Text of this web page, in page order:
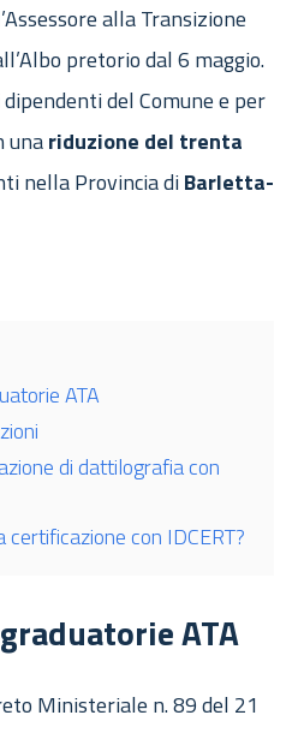
alla Transizione
pretorio dal 6 maggio.
del Comune e per
unariduzione del trenta
nella Provincia diBarletta-
ATA
di dattilografia con
certificazione con IDCERT?
ATA
Ministeriale n. 89 del 21